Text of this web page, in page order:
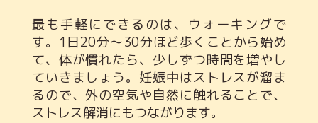
最も手軽にできるのは、ウォーキングで
す。1日20分～30分ほど歩くことから始め
て、体が慣れたら、少しずつ時間を増やし
ていきましょう。妊娠中はストレスが溜ま
るので、外の空気や自然に触れることで、
ストレス解消にもつながります。